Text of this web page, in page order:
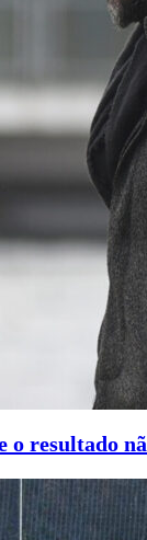
o resultado